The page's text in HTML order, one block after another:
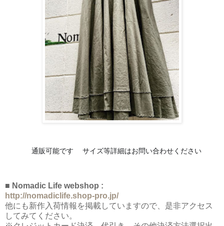
通販可能です サイズ等詳細はお問い合わせください
■ Nomadic Life webshop :
http://nomadiclife.shop-pro.jp/
他にも新作入荷情報を掲載していますので、是非アクセス
してみてください。